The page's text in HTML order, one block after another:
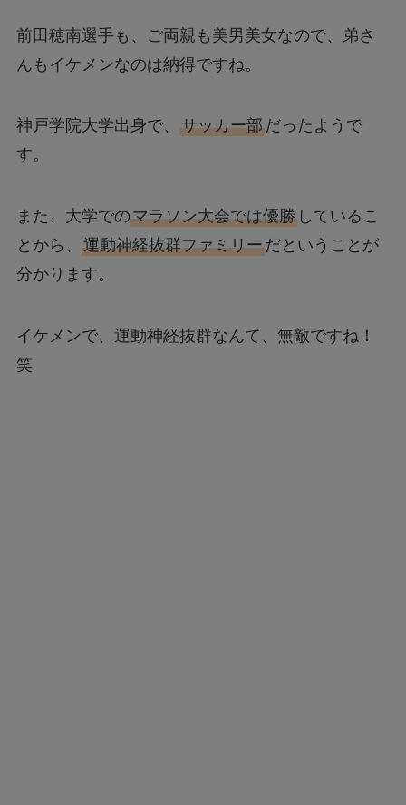
前田穂南選手も、ご両親も美男美女なので、弟さ
んもイケメンなのは納得ですね。
神戸学院大学出身で、 サッカー部だったようで
す。
また、大学でのマラソン大会では優勝しているこ
とから、 運動神経抜群ファミリーだということが
分かります。
イケメンで、運動神経抜群なんて、無敵ですね！
笑